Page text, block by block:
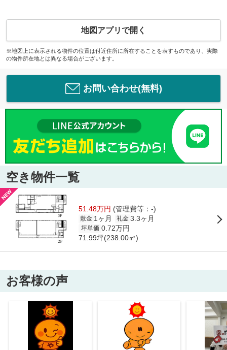
地図アプリで開く
※地図上に表示される物件の位置は付近住所に所在することを表すものであり、実際
の物件所在地とは異なる場合がございます。
お問い合わせ(無料)
空き物件一覧
51.48万円 (管理費等：-)
敷金 1ヶ月 礼金 3.3ヶ月
坪単価 0.72万円
71.99坪(238.00㎡)
お客様の声